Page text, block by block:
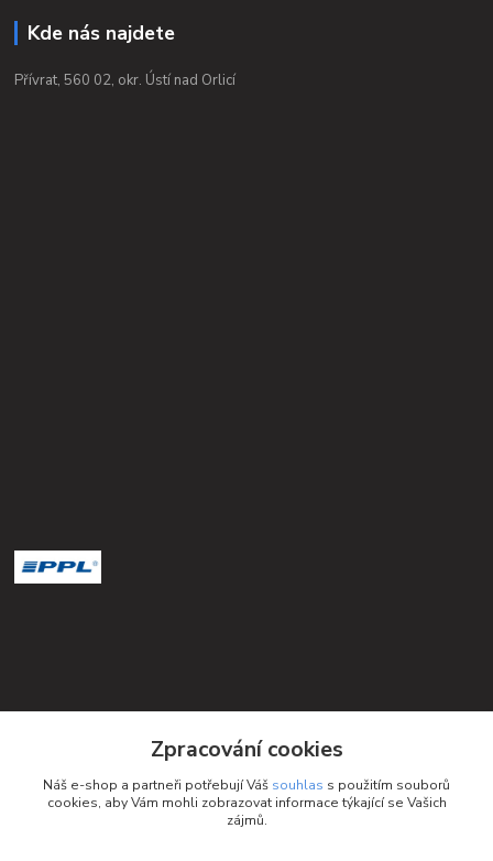
Kde nás najdete
Přívrat, 560 02, okr. Ústí nad Orlicí
+420 732 552 122
Zpracování cookies
Náš e-shop a partneři potřebují Váš souhlas s použitím souborů
cookies, aby Vám mohli zobrazovat informace týkající se Vašich
zájmů.